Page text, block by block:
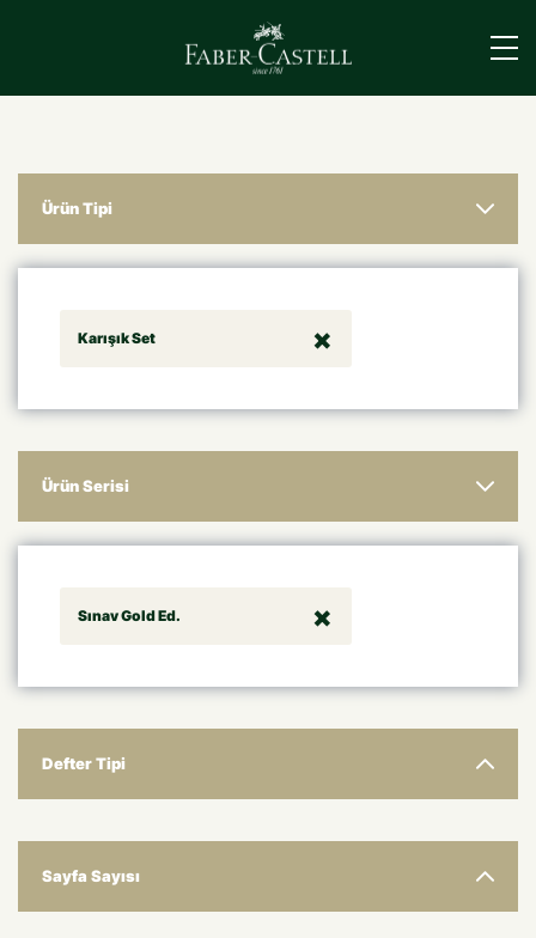
Ürün Tipi
Karışık Set
Ürün Serisi
Sınav Gold Ed.
Defter Tipi
Sayfa Sayısı